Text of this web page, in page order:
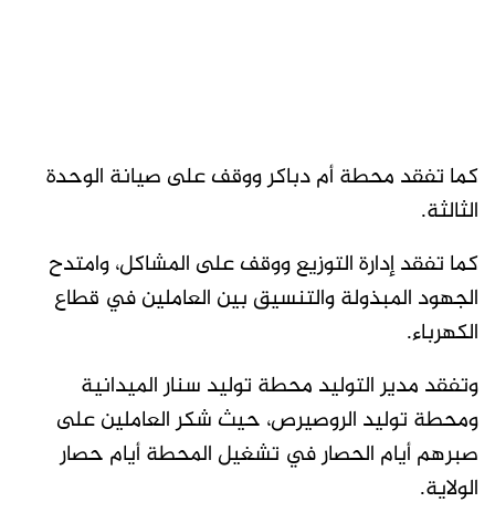
كما تفقد محطة أم دباكر ووقف على صيانة الوحدة
الثالثة.
كما تفقد إدارة التوزيع ووقف على المشاكل، وامتدح
الجهود المبذولة والتنسيق بين العاملين في قطاع
الكهرباء.
وتفقد مدير التوليد محطة توليد سنار الميدانية
ومحطة توليد الروصيرص، حيث شكر العاملين على
صبرهم أيام الحصار في تشغيل المحطة أيام حصار
الولاية.